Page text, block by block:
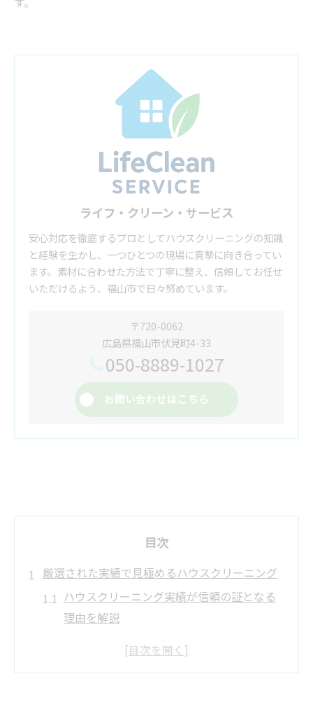
ライフ・クリーン・サービス
安心対応を徹底するプロとしてハウスクリーニングの知識
と経験を生かし、一つひとつの現場に真摯に向き合ってい
ます。素材に合わせた方法で丁寧に整え、信頼してお任せ
いただけるよう、福山市で日々努めています。
〒720-0062
広島県福山市伏見町4-33
050-8889-1027
お問い合わせはこちら
目次
厳選された実績で見極めるハウスクリーニング
ハウスクリーニング実績が信頼の証となる
理由を解説
業者ランキングで分かるハウスクリーニン